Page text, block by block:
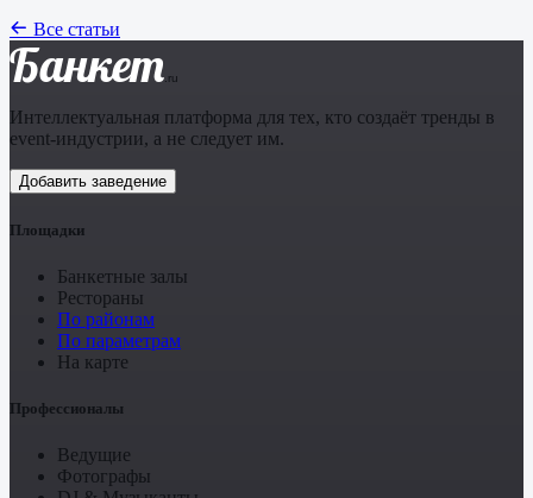
Все статьи
Банкет.ru
Интеллектуальная платформа для тех, кто создаёт тренды в
event-индустрии, а не следует им.
Добавить заведение
Площадки
Банкетные залы
Рестораны
По районам
По параметрам
На карте
Профессионалы
Ведущие
Фотографы